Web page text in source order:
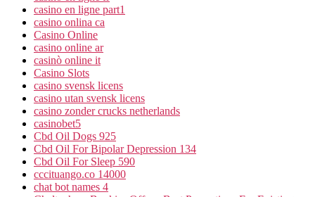
casino en ligne part1
casino onlina ca
Casino Online
casino online ar
casinò online it
Casino Slots
casino svensk licens
casino utan svensk licens
casino zonder crucks netherlands
casinobet5
Cbd Oil Dogs 925
Cbd Oil For Bipolar Depression 134
Cbd Oil For Sleep 590
cccituango.co 14000
chat bot names 4